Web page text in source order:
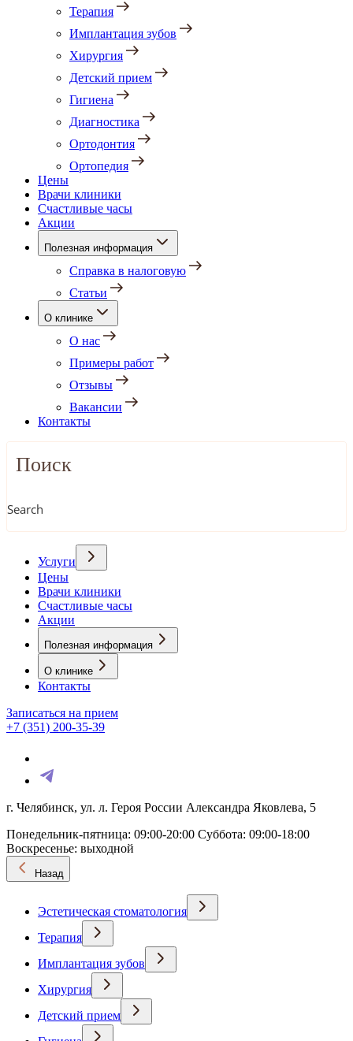
Терапия
Имплантация зубов
Хирургия
Детский прием
Гигиена
Диагностика
Ортодонтия
Ортопедия
Цены
Врачи клиники
Счастливые часы
Акции
Полезная информация
Справка в налоговую
Статьи
О клинике
О нас
Примеры работ
Отзывы
Вакансии
Контакты
Search
Услуги
Цены
Врачи клиники
Счастливые часы
Акции
Полезная информация
О клинике
Контакты
Записаться на прием
+7 (351) 200-35-39
г. Челябинск, ул. л. Героя России Александра Яковлева, 5
Понедельник-пятница: 09:00-20:00 Суббота: 09:00-18:00
Воскресенье: выходной
Назад
Эстетическая стоматология
Терапия
Имплантация зубов
Хирургия
Детский прием